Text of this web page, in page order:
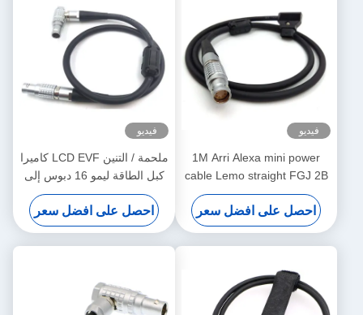
فيديو
1M Arri Alexa mini power
cable Lemo straight FGJ 2B
8 pin to D-tap cable
احصل على افضل سعر
فيديو
ملحمة / التنين LCD EVF كاميرا
كبل الطاقة ليمو 16 دبوس إلى
16 دبوس مباشرة إلى اليمين
نوع الاتصال
احصل على افضل سعر